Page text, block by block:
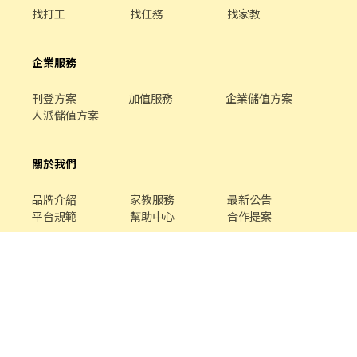
找打工 找任務 找家教
企業服務
刊登方案 加值服務
企業儲值方案
人派儲值方案
關於我們
品牌介紹 家教服務
最新公告
平台規範
幫助中心 合作提案